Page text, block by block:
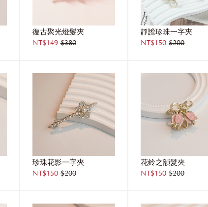
復古聚光燈髮夾
NT$149 $380
靜謐珍珠一字夾
NT$150 $200
珍珠花影一字夾
NT$150 $200
花鈴之韻髮夾
NT$150 $200